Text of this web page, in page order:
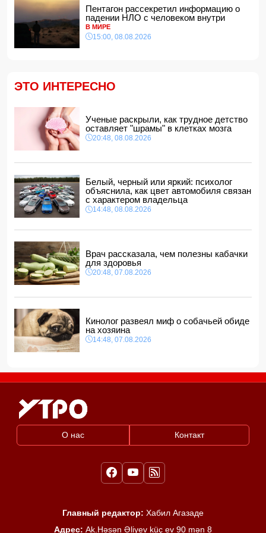
В Агдашском районе расследуется конфликт, связанный
с церемонией помолвки с участием
несовершеннолетней
14:28, 08.08.2026
Найдено тело утонувшего в море 16-летнего юноши
обвинений в адрес Инфантино
ВС РФ взяли под контроль Ивановку в Харьковской
области
14:04, 08.08.2026
Прогноз погоды в Азербайджане на 9 августа
14:00, 08.08.2026
Никол Пашинян позвонил Ильхаму Алиеву
12:48, 08.08.2026
СМИ: США ищут на Кубе фигуру для повторения
"венесуэльского сценария"
Пентагон рассекретил информацию о
падении НЛО с человеком внутри
В МИРЕ
15:00, 08.08.2026
ЭТО ИНТЕРЕСНО
Ученые раскрыли, как трудное детство
оставляет "шрамы" в клетках мозга
20:48, 08.08.2026
Белый, черный или яркий: психолог
объяснила, как цвет автомобиля связан
с характером владельца
14:48, 08.08.2026
Врач рассказала, чем полезны кабачки
для здоровья
20:48, 07.08.2026
Кинолог развеял миф о собачьей обиде
на хозяина
14:48, 07.08.2026
О нас Контакт
Главный редактор: Хабил Агазаде
Адрес: Ak.Həsən Əliyev küç ev 90 mən 8